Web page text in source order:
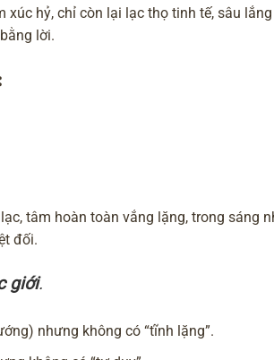
hỷ, chỉ còn lại lạc thọ tinh tế, sâu
lời.
tâm hoàn toàn vắng lặng, trong sáng
đối.
giới.
nhưng không có “tĩnh lặng”.